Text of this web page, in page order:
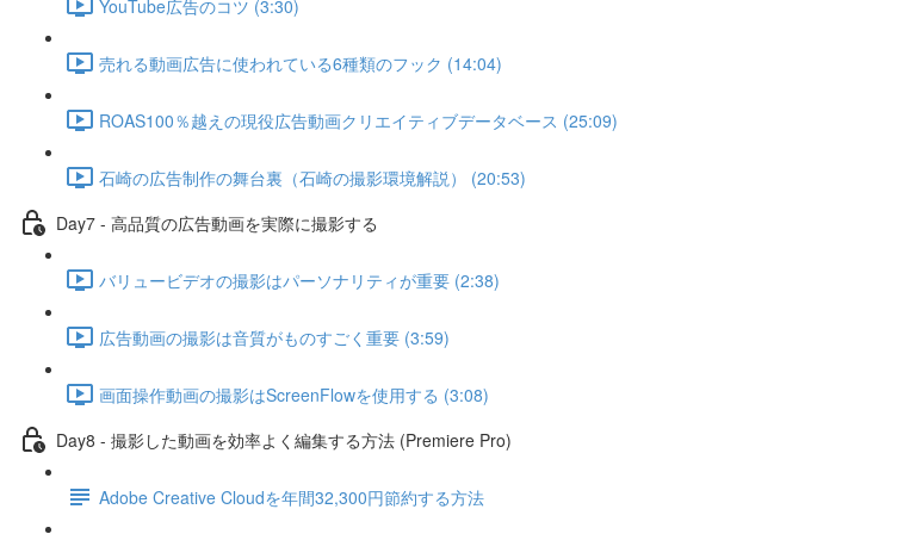
YouTube広告のコツ (3:30)
売れる動画広告に使われている6種類のフック (14:04)
ROAS100％越えの現役広告動画クリエイティブデータベース (25:09)
石崎の広告制作の舞台裏（石崎の撮影環境解説） (20:53)
Day7 - 高品質の広告動画を実際に撮影する
バリュービデオの撮影はパーソナリティが重要 (2:38)
広告動画の撮影は音質がものすごく重要 (3:59)
画面操作動画の撮影はScreenFlowを使用する (3:08)
Day8 - 撮影した動画を効率よく編集する方法 (Premiere Pro)
Adobe Creative Cloudを年間32,300円節約する方法